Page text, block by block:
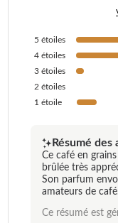
5 étoiles
4 étoiles
3 étoiles
2 étoiles
1 étoile
Résumé des
Ce café en
brûlée très
Son parfum
amateurs de
Ce résumé est